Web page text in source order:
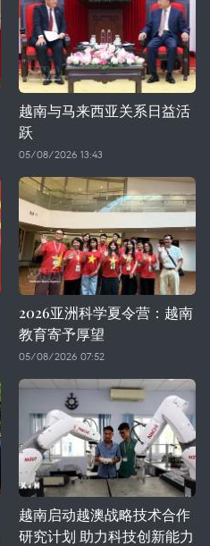
越南与马来西亚关系日益活
跃
05/08/2026 13:43
2026亚洲科学夏令营：越南
教育寄予厚望
05/08/2026 07:52
越南启动越澳战略技术合作
研究计划 助力科技创新能力